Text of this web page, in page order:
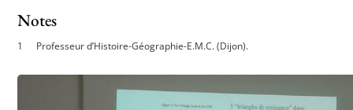
Notes
Professeur d’Histoire-Géographie-E.M.C. (Dijon).